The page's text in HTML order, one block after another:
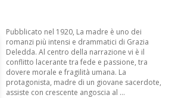
Pubblicato nel 1920, La madre è uno dei
romanzi più intensi e drammatici di Grazia
Deledda. Al centro della narrazione vi è il
conflitto lacerante tra fede e passione, tra
dovere morale e fragilità umana. La
protagonista, madre di un giovane sacerdote,
assiste con crescente angoscia al ...